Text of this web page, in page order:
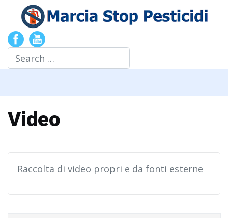
Search
Video
Raccolta di video propri e da fonti esterne